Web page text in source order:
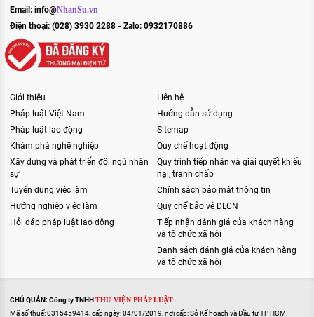
Email: info@NhanSu.vn
Điện thoại: (028) 3930 2288 - Zalo: 0932170886
Giới thiệu
Pháp luật Việt Nam
Pháp luật lao động
Khám phá nghề nghiệp
Xây dựng và phát triển đội ngũ nhân
sự
Tuyển dụng việc làm
Hướng nghiệp việc làm
Hỏi đáp pháp luật lao động
Liên hệ
Hướng dẫn sử dụng
Sitemap
Quy chế hoạt động
Quy trình tiếp nhận và giải quyết khiếu
nại, tranh chấp
Chính sách bảo mật thông tin
Quy chế bảo vệ DLCN
Tiếp nhận đánh giá của khách hàng
và tổ chức xã hội
Danh sách đánh giá của khách hàng
và tổ chức xã hội
CHỦ QUẢN: Công ty TNHHTHƯ VIỆN PHÁP LUẬT
Mã số thuế: 0315459414, cấp ngày: 04/01/2019, nơi cấp: Sở Kế hoạch và Đầu tư TP HCM.